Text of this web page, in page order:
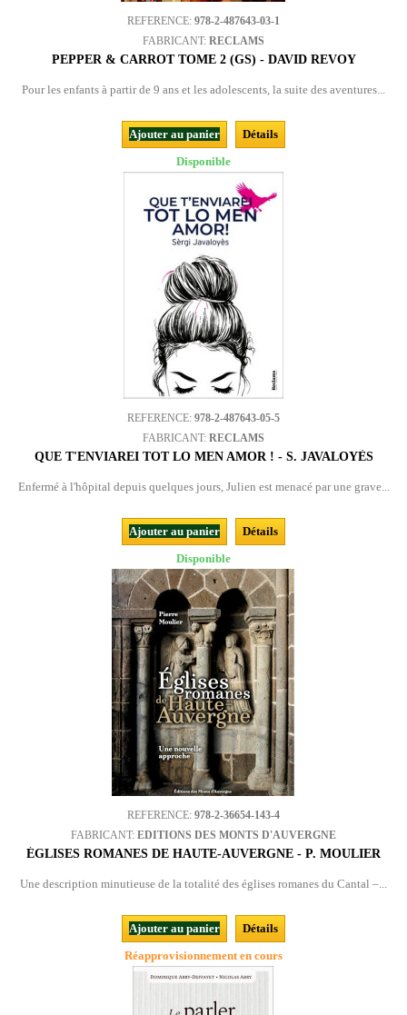
REFERENCE: 978-2-487643-03-1
FABRICANT: RECLAMS
PEPPER & CARROT TOME 2 (GS) - DAVID REVOY
Pour les enfants à partir de 9 ans et les adolescents, la suite des aventures...
Ajouter au panier
Détails
Disponible
REFERENCE: 978-2-487643-05-5
FABRICANT: RECLAMS
QUE T'ENVIAREI TOT LO MEN AMOR ! - S. JAVALOYÈS
Enfermé à l'hôpital depuis quelques jours, Julien est menacé par une grave...
Ajouter au panier
Détails
Disponible
REFERENCE: 978-2-36654-143-4
FABRICANT: EDITIONS DES MONTS D'AUVERGNE
ÉGLISES ROMANES DE HAUTE-AUVERGNE - P. MOULIER
Une description minutieuse de la totalité des églises romanes du Cantal –...
Ajouter au panier
Détails
Réapprovisionnement en cours